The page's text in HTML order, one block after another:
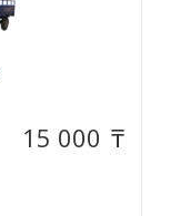
15 000 ₸